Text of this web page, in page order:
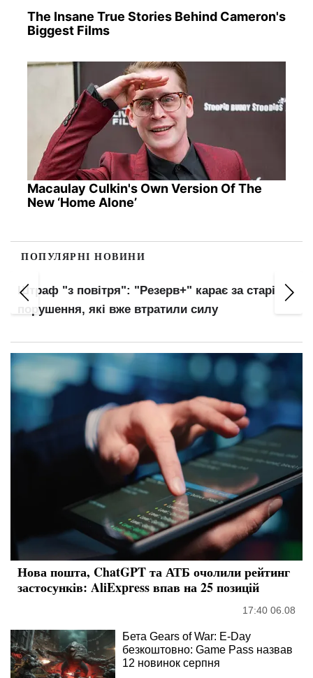
The Insane True Stories Behind Cameron's
Biggest Films
Macaulay Culkin's Own Version Of The
New ‘Home Alone’
ПОПУЛЯРНІ НОВИНИ
Українців автоматично внесуть до баз ТЦК:
нові правила військового обліку
Нова пошта, ChatGPT та АТБ очолили рейтинг
застосунків: AliExpress впав на 25 позицій
17:40 06.08
Бета Gears of War: E-Day
безкоштовно: Game Pass назвав
12 новинок серпня